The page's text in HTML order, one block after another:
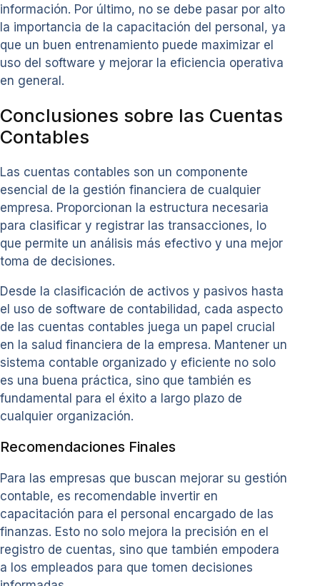
información. Por último, no se debe pasar por alto
la importancia de la capacitación del personal, ya
que un buen entrenamiento puede maximizar el
uso del software y mejorar la eficiencia operativa
en general.
Conclusiones sobre las Cuentas
Contables
Las cuentas contables son un componente
esencial de la gestión financiera de cualquier
empresa. Proporcionan la estructura necesaria
para clasificar y registrar las transacciones, lo
que permite un análisis más efectivo y una mejor
toma de decisiones.
Desde la clasificación de activos y pasivos hasta
el uso de software de contabilidad, cada aspecto
de las cuentas contables juega un papel crucial
en la salud financiera de la empresa. Mantener un
sistema contable organizado y eficiente no solo
es una buena práctica, sino que también es
fundamental para el éxito a largo plazo de
cualquier organización.
Recomendaciones Finales
Para las empresas que buscan mejorar su gestión
contable, es recomendable invertir en
capacitación para el personal encargado de las
finanzas. Esto no solo mejora la precisión en el
registro de cuentas, sino que también empodera
a los empleados para que tomen decisiones